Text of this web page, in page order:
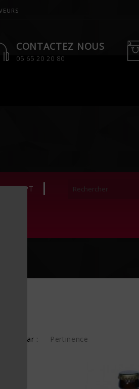
CONTACTEZ NOUS
05 65 20 20 80
Trier par : Pertinence